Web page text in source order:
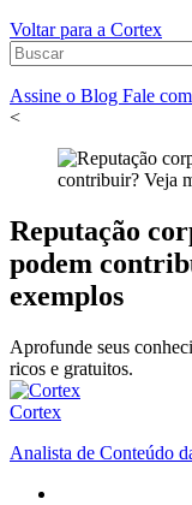
Voltar para a Cortex
Assine o Blog Fale
<
Reputação
podem
exemplos
Aprofunde seus
ricos e gratuitos.
Cortex
Analista de Conteúdo